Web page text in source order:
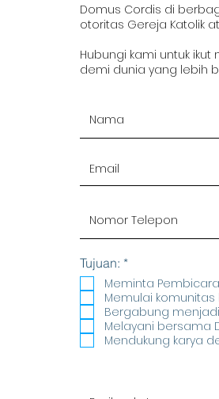
Domus Cordis di
otoritas Gereja Katolik
Hubungi kami untuk
demi dunia yang lebih
Tujuan: *R
q
u
i
r
e
Meminta Pembicara
Memulai
Bergabung
Melayani bersama
Mendukung karya